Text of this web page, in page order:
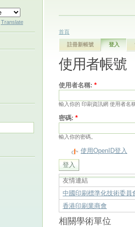
Translate
首頁
註冊新帳號 登入
使用者帳號
使用者名稱:*
輸入你的 印刷資訊網 使用者名
密碼:*
輸入你的密碼。
使用OpenID登入
友情連結
中國印刷標準化技術委員
香港印刷業商會
相關學術單位